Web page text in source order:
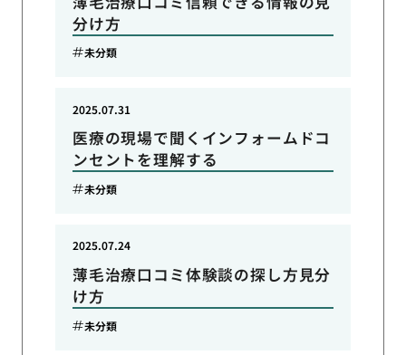
分け方
未分類
医療の現場で聞くインフォームドコ
ンセントを理解する
2025.07.31
未分類
薄毛治療口コミ体験談の探し方見分
け方
2025.07.24
未分類